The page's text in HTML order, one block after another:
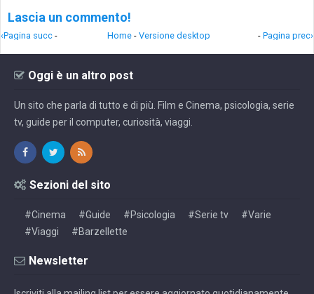
Lascia un commento!
‹Pagina succ - - Pagina prec›
Home - Versione desktop
Oggi è un altro post
Un sito che parla di tutto e di più. Film e Cinema, psicologia, serie
tv, guide per il computer, curiosità, viaggi.
Sezioni del sito
#Cinema #Guide #Psicologia #Serie tv
#Varie
#Viaggi
#Barzellette
Newsletter